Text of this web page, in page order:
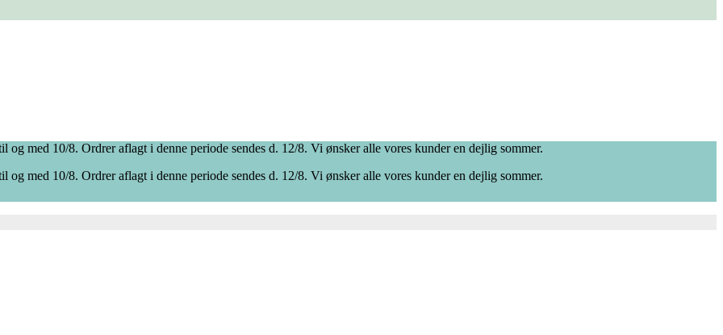
med 10/8. Ordrer aflagt i denne periode sendes d. 12/8. Vi ønsker alle vores kunder en dejlig sommer.
med 10/8. Ordrer aflagt i denne periode sendes d. 12/8. Vi ønsker alle vores kunder en dejlig sommer.